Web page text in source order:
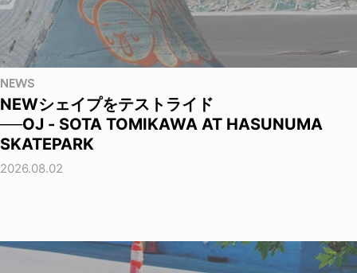
NEWS
NEWシェイプをテストライド
──OJ - SOTA TOMIKAWA AT HASUNUMA
SKATEPARK
2026.08.02